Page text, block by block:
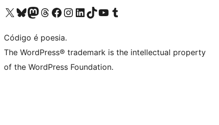
Visite a nossa conta X (antigo Twitter)
Visit our Bluesky account
Visit our Mastodon account
Visit our Threads account
Visite a nossa página do Facebook
Visite a nossa conta no Instagram
Visite a nossa conta no LinkedIn
Visit our TikTok account
Visit our YouTube channel
Visit our Tumblr account
Código é poesia.
The WordPress® trademark is the intellectual property
of the WordPress Foundation.